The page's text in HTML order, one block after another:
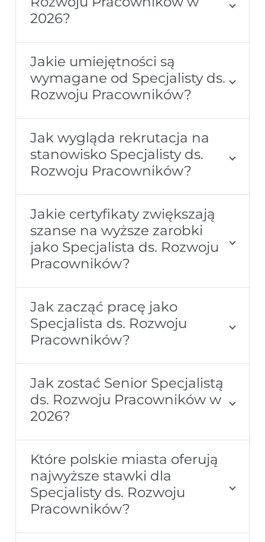
2026?
Jakie umiejętności są
wymagane od Specjalisty ds.
Rozwoju Pracowników?
Jak wygląda rekrutacja na
stanowisko Specjalisty ds.
Rozwoju Pracowników?
Jakie certyfikaty zwiększają
szanse na wyższe zarobki
jako Specjalista ds. Rozwoju
Pracowników?
Jak zacząć pracę jako
Specjalista ds. Rozwoju
Pracowników?
Jak zostać Senior Specjalistą
ds. Rozwoju Pracowników w
2026?
Które polskie miasta oferują
najwyższe stawki dla
Specjalisty ds. Rozwoju
Pracowników?